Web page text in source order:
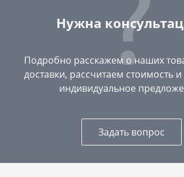
Нужна
Подробно расскажем о наших
доставки, рассчитаем стоимость
индивидуальное
Задать вопрос